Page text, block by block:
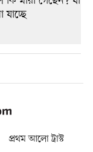
প্রথম আলো ট্রাস্ট